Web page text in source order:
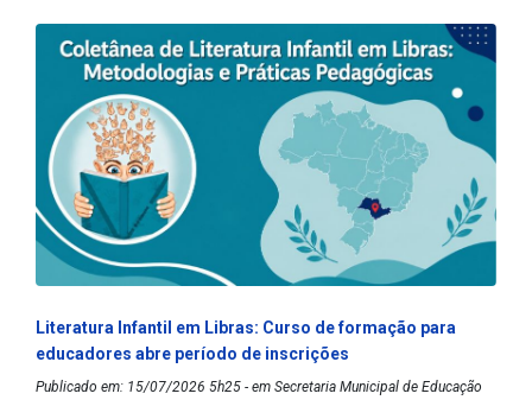
Literatura Infantil em Libras: Curso de formação para
educadores abre período de inscrições
Publicado em: 15/07/2026 5h25 - em Secretaria Municipal de Educação